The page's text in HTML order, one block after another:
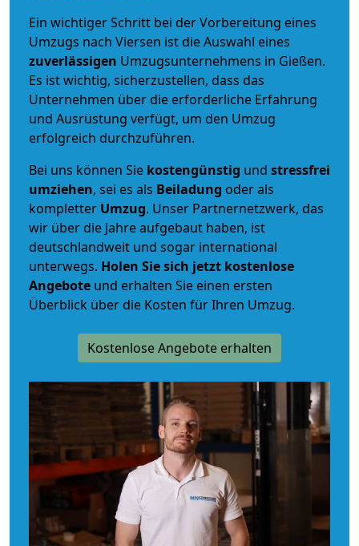
Ein wichtiger Schritt bei der Vorbereitung eines
Umzugs nach Viersen ist die Auswahl eines
zuverlässigen Umzugsunternehmens in Gießen.
Es ist wichtig, sicherzustellen, dass das
Unternehmen über die erforderliche Erfahrung
und Ausrüstung verfügt, um den Umzug
erfolgreich durchzuführen.
Bei uns können Sie kostengünstig und stressfrei
umziehen, sei es als Beiladung oder als
kompletter Umzug. Unser Partnernetzwerk, das
wir über die Jahre aufgebaut haben, ist
deutschlandweit und sogar international
unterwegs. Holen Sie sich jetzt kostenlose
Angebote und erhalten Sie einen ersten
Überblick über die Kosten für Ihren Umzug.
Kostenlose Angebote erhalten